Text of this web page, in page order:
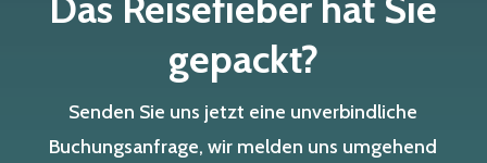
gepackt?
Senden Sie uns jetzt eine unverbindliche
Buchungsanfrage, wir melden uns umgehend